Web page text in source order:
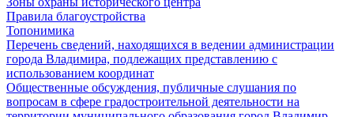
Правила благоустройства
Топонимика
Перечень сведений, находящихся в ведении администрации
города Владимира, подлежащих представлению с
использованием координат
Общественные обсуждения, публичные слушания по
вопросам в сфере градостроительной деятельности на